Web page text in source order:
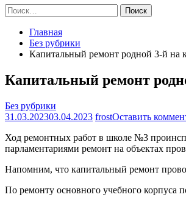
Найти:
Главная
Без рубрики
Капитальный ремонт родной 3-й на
Капитальный ремонт
Без рубрики
31.03.202303.04.2023 frostОставить
Ход ремонтных работ в школе №3
парламентариями ремонт на объектах
Напомним, что капитальный ремонт
По ремонту основного учебного корпуса